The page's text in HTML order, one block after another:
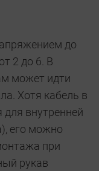
до
2 до 6. В
может идти
Хотя кабель в
внутренней
его можно
при
рукав